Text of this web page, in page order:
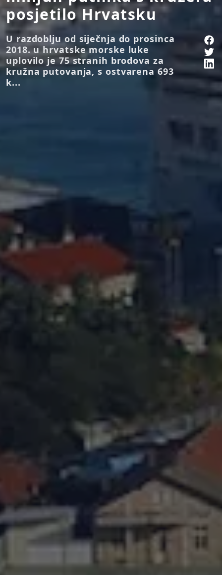
posjetilo Hrvatsku
U razdoblju od siječnja do prosinca
2018. u hrvatske morske luke
uplovilo je 75 stranih brodova za
kružna putovanja, s ostvarena 693
k...